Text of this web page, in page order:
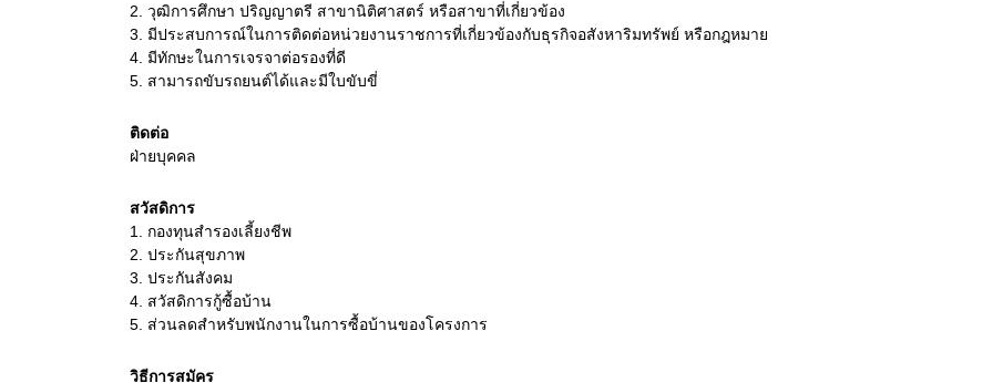
2. วุฒิการศึกษา ปริญญาตรี สาขานิติศาสตร์ หรือสาขาที่เกี่ยวข้อง
3. มีประสบการณ์ในการติดต่อหน่วยงานราชการที่เกี่ยวข้องกับธุรกิจอสังหาริมทรัพย์ หรือกฎหมาย
4. มีทักษะในการเจรจาต่อรองที่ดี
5. สามารถขับรถยนต์ได้และมีใบขับขี่
ติดต่อ
ฝ่ายบุคคล
สวัสดิการ
1. กองทุนสำรองเลี้ยงชีพ
2. ประกันสุขภาพ
3. ประกันสังคม
4. สวัสดิการกู้ซื้อบ้าน
5. ส่วนลดสำหรับพนักงานในการซื้อบ้านของโครงการ
วิธีการสมัคร